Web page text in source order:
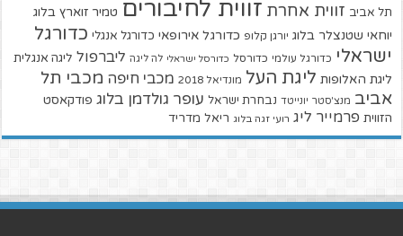
תל אביב זווית אחרת זווית לחיבורים טמיר זוארץ בלוג
יוחאי שטנצלר בלוג יורגן קלופ כדורגל אירופאי כדורגל אנגלי כדורגל
ישראלי כדורגל עולמי כדורסל כדורסל ישראלי לה ליגה ליברפול ליגה אנגלית
ליגת האלופות ליגת העל מונדיאל 2018 מכבי חיפה מכבי תל
אביב מנצ'סטר יונייטד נבחרת ישראל עופר גולדמן בלוג פודקאסט
הזווית פרמייר ליג רועי זגה בלוג ריאל מדריד